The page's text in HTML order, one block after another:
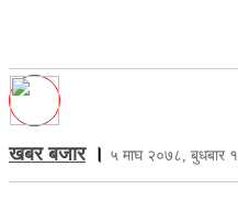
खबर बजार। ५ माघ २०७८, बुधबार